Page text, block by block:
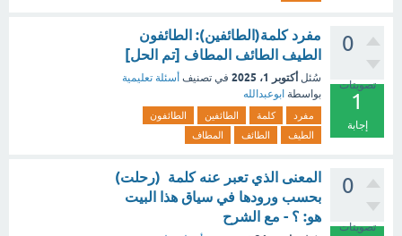
0
تصويتات
1
إجابة
مفرد كلمة(الطائفين): الطائفون
الطيف الطائف المطاف [تم الحل]
سُئل أكتوبر 1، 2025 في تصنيف أسئلة تعليمية
بواسطة ابوعبدالله
مفرد كلمة الطائفين
الطائفون
الطيف
الطائف المطاف
0
تصويتات
المعنى الذي تعبر عنه كلمة (رحلت)
بحسب ورودها في سياق هذا البيت
هو: ؟ - مع الشرح